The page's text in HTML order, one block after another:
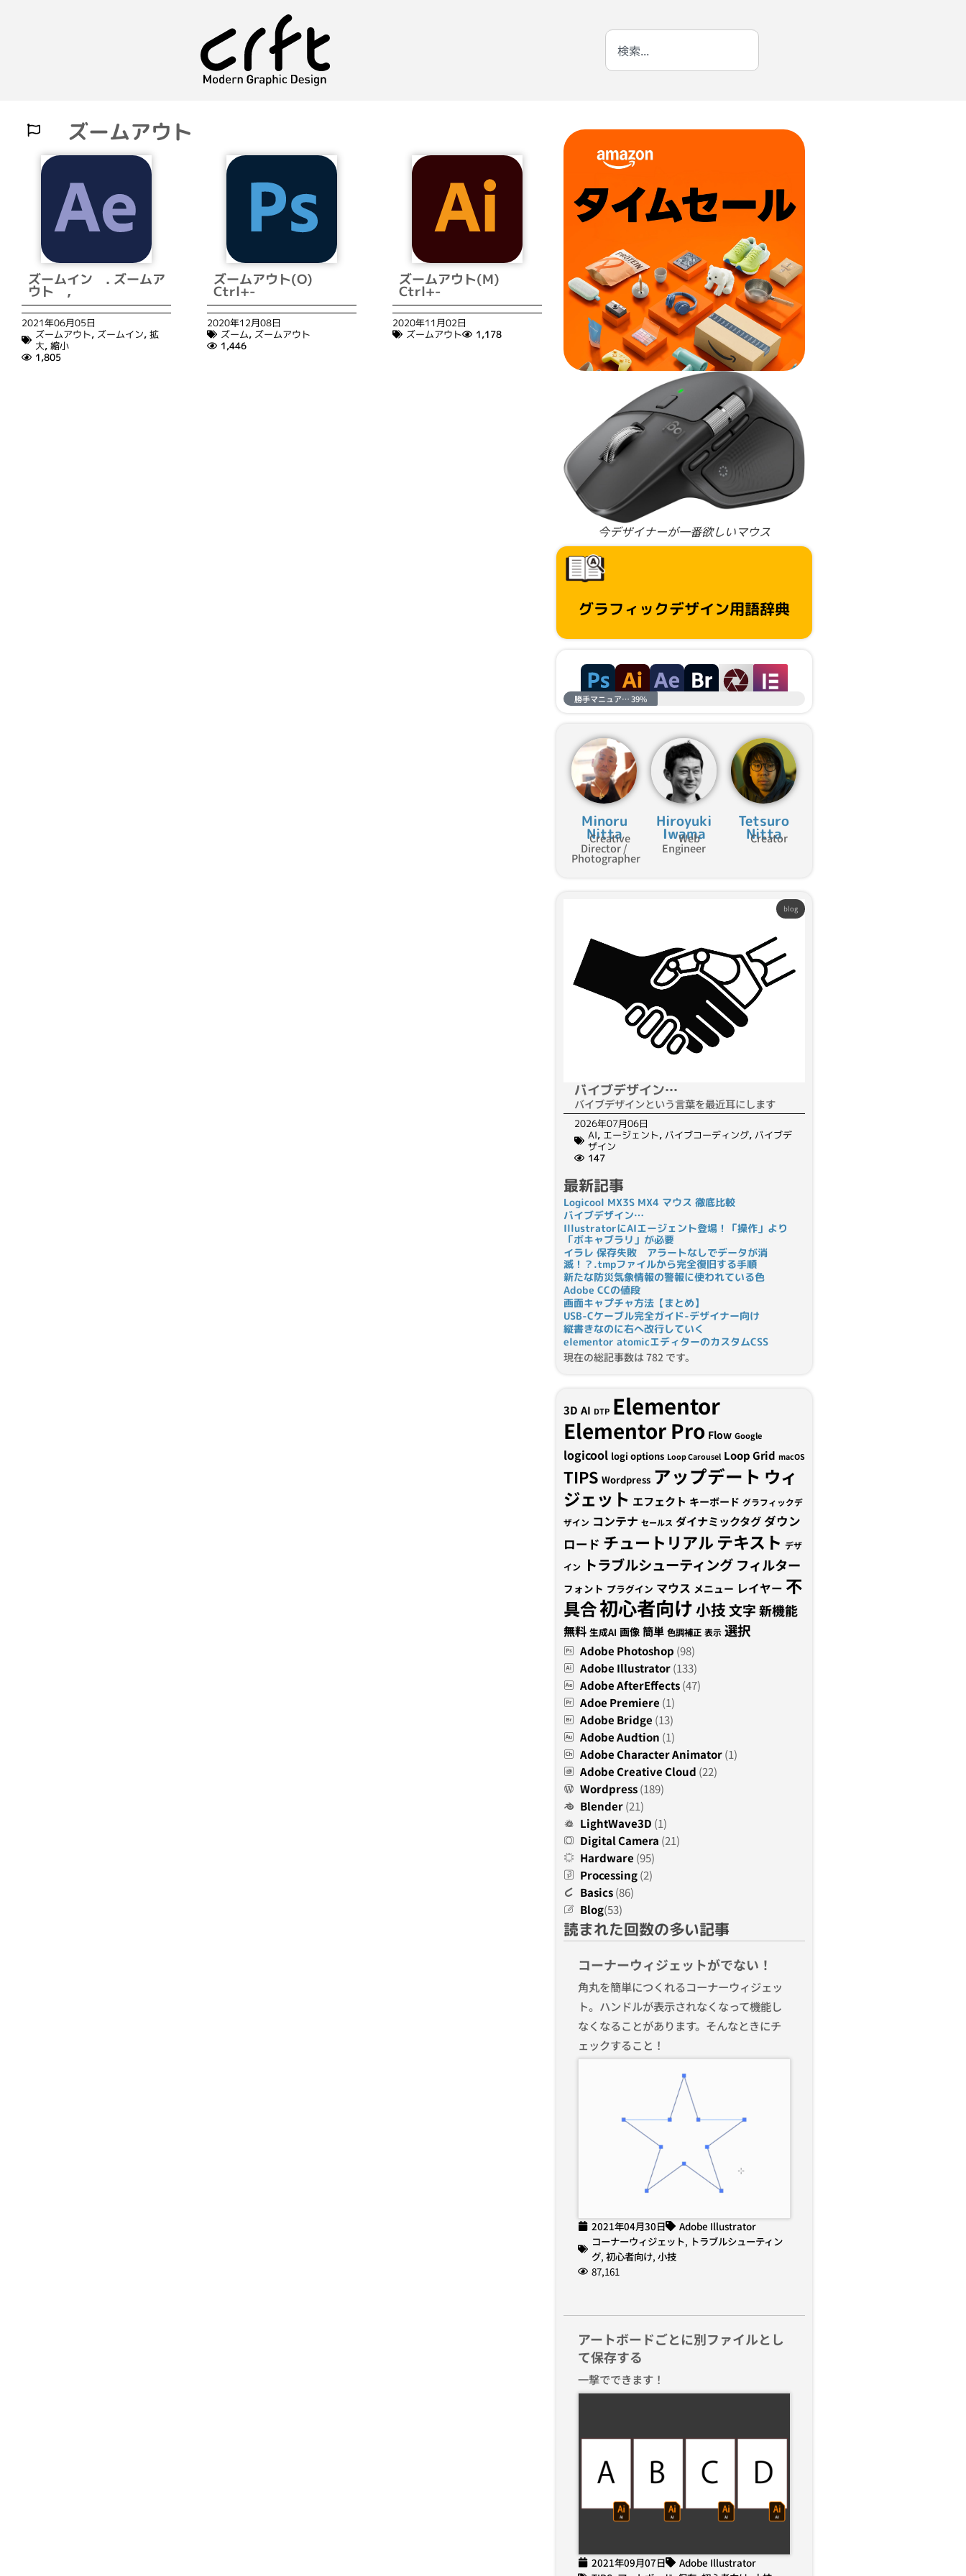
ズームアウト
ズームイン . ズームア
ウト ,
2021年06月05日
ズームアウト, ズームイン, 拡
大, 縮小
1,805
ズームアウト(O)
Ctrl+-
2020年12月08日
ズーム, ズームアウト
1,446
ズームアウト(M)
Ctrl+-
2020年11月02日
ズームアウト
1,178
今デザイナーが一番欲しいマウス
グラフィックデザイン用語辞典
勝手マニュアル進捗39%
Minoru
Nitta
Creative
Director /
Photographer
Hiroyuki
Iwama
Web
Engineer
Tetsuro
Nitta
Creator
blog
バイブデザイン…
バイブデザインという言葉を最近耳にします
2026年07月06日
AI, エージェント, バイブコーディング, バイブデ
ザイン
147
最新記事
Logicool MX3S MX4 マウス 徹底比較
バイブデザイン…
IllustratorにAIエージェント登場！「操作」より
「ボキャブラリ」が必要
イラレ 保存失敗 アラートなしでデータが消
滅！？.tmpファイルから完全復旧する手順
新たな防災気象情報の警報に使われている色
Adobe CCの値段
画面キャプチャ方法【まとめ】
USB-Cケーブル完全ガイド-デザイナー向け
縦書きなのに右へ改行していく
elementor atomicエディターのカスタムCSS
現在の総記事数は 782 です。
3D AI DTP Elementor
Elementor Pro Flow Google
logicool logi options Loop Carousel Loop Grid macOS
TIPS Wordpress アップデート ウィ
ジェット エフェクト キーボード グラフィックデ
ザイン コンテナ セールス ダイナミックタグダウン
ロード チュートリアルテキスト デザ
イン
トラブルシューティング フィルター
フォント プラグイン マウス メニュー レイヤー 不
具合初心者向け小技文字新機能
無料 生成AI 画像 簡単 色調補正 表示 選択
Adobe Photoshop (98)
Adobe Illustrator(133)
Adobe AfterEffects(47)
Adoe Premiere (1)
Adobe Bridge (13)
Adobe Audtion (1)
Adobe Character Animator(1)
Adobe Creative Cloud (22)
Wordpress(189)
Blender(21)
LightWave3D (1)
Digital Camera (21)
Hardware (95)
Processing(2)
Basics(86)
Blog(53)
読まれた回数の多い記事
コーナーウィジェットがでない！
角丸を簡単につくれるコーナーウィジェッ
ト。ハンドルが表示されなくなって機能し
なくなることがあります。そんなときにチ
ェックすること！
2021年04月30日
Adobe Illustrator
コーナーウィジェット, トラブルシューティン
グ, 初心者向け, 小技
87,161
アートボードごとに別ファイルとし
て保存する
一撃でできます！
2021年09月07日
Adobe Illustrator